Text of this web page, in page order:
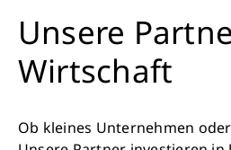
Unsere
Wirtschaft
Ob kleines Unternehmen